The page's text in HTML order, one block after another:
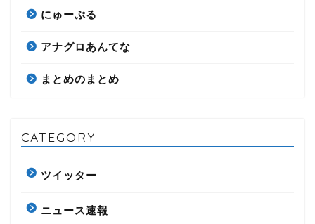
にゅーぷる
アナグロあんてな
まとめのまとめ
CATEGORY
ツイッター
ニュース速報